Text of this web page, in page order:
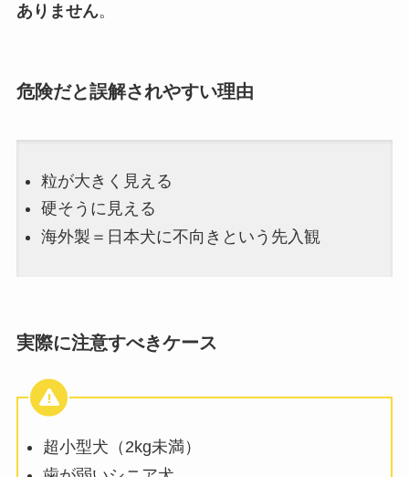
ありません。
危険だと誤解されやすい理由
粒が大きく見える
硬そうに見える
海外製＝日本犬に不向きという先入観
実際に注意すべきケース
超小型犬（2kg未満）